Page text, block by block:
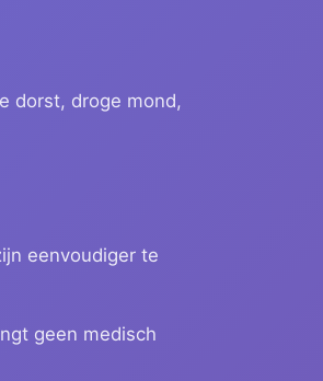
dorst, droge mond,
eenvoudiger te
geen medisch